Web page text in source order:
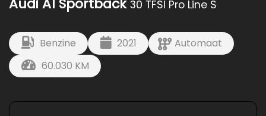
Audi A1 Sportback 30 TFSI Pro Line S
Benzine 2021
Automaat
60.030 KM